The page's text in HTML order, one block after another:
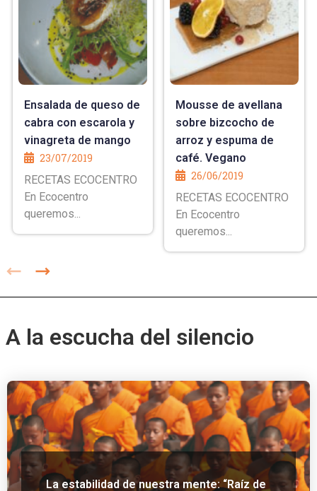
Ensalada de queso de
cabra con escarola y
vinagreta de mango
23/07/2019
RECETAS ECOCENTRO
En Ecocentro
queremos...
Mousse de avellana
sobre bizcocho de
arroz y espuma de
café. Vegano
26/06/2019
RECETAS ECOCENTRO
En Ecocentro
queremos...
A la escucha del silencio
La estabilidad de nuestra mente: “Raíz de